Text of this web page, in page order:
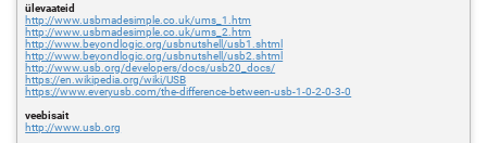
ülevaateid
http://www.usbmadesimple.co.uk/ums_1.htm
http://www.usbmadesimple.co.uk/ums_2.htm
http://www.beyondlogic.org/usbnutshell/usb1.shtml
http://www.beyondlogic.org/usbnutshell/usb2.shtml
http://www.usb.org/developers/docs/usb20_docs/
https://en.wikipedia.org/wiki/USB
https://www.everyusb.com/the-difference-between-usb-1-0-2-0-3-0
veebisait
http://www.usb.org